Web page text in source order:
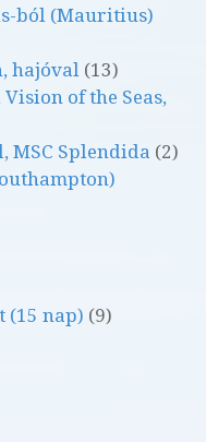
ból (Mauritius)
hajóval (13)
of the Seas,
MSC Splendida (2)
(15 nap) (9)